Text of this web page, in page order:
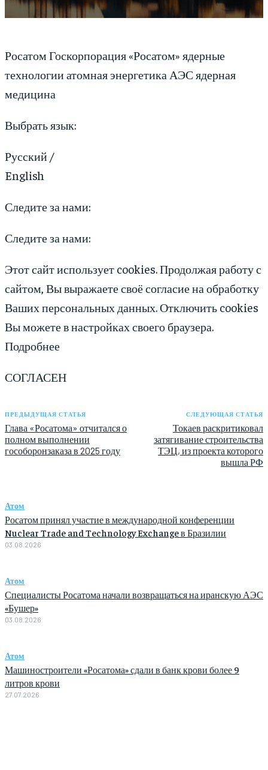
Росатом Госкорпорация «Росатом» ядерные
технологии атомная энергетика АЭС ядерная
медицина
Выбрать язык:
Русский /
English
Следите за нами:
Следите за нами:
Этот сайт использует cookies. Продолжая работу с
сайтом, Вы выражаете своё согласие на обработку
Ваших персональных данных. Отключить cookies
Вы можете в настройках своего браузера.
Подробнее
СОГЛАСЕН
ПРЕДЫДУЩАЯ СТАТЬЯ
Глава «Росатома» отчитался о
полном выполнении
гособоронзаказа в 2025 году
СЛЕДУЮЩАЯ СТАТЬЯ
Токаев раскритиковал
затягивание строительства
ТЭЦ, из проекта которого
вышла РФ
Атом
Росатом принял участие в международной конференции
Nuclear Trade and Technology Exchange в Бразилии
03.08.2026
Атом
Специалисты Росатома начали возвращаться на иранскую АЭС
«Бушер»
03.08.2026
Атом
Машиностроители «Росатома» сдали в банк крови более 9
литров крови
27.07.2026